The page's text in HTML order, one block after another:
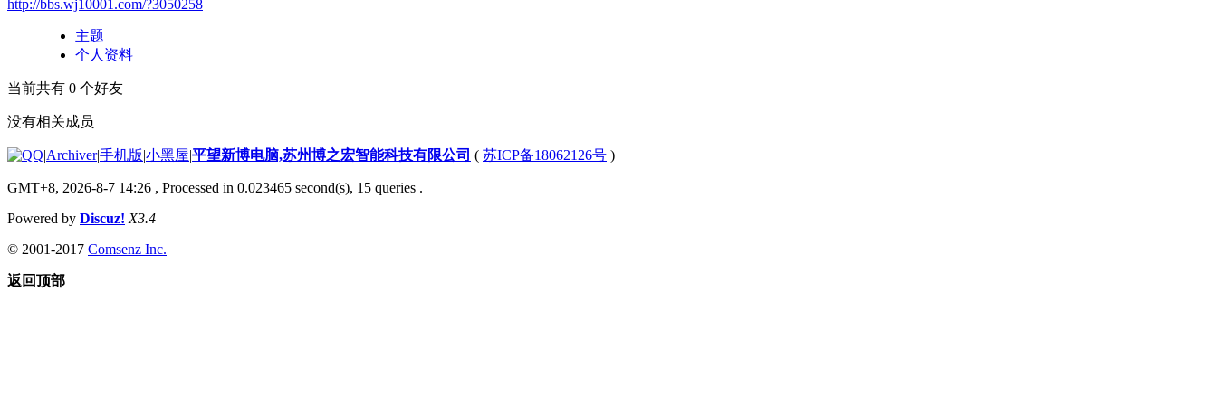
http://bbs.wj10001.com/?3050258
主题
个人资料
当前共有 0 个好友
没有相关成员
|Archiver|手机版|小黑屋|平望新博电脑,苏州博之宏智能科技有限公司 ( 苏ICP备18062126号 )
GMT+8, 2026-8-7 14:26 , Processed in 0.023465 second(s), 15 queries .
Powered by Discuz! X3.4
© 2001-2017 Comsenz Inc.
返回顶部